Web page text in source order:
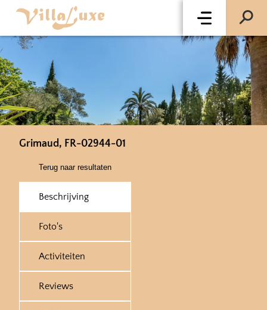
Grimaud, FR-02944-01
Terug naar resultaten
Beschrijving
Foto's
Activiteiten
Reviews